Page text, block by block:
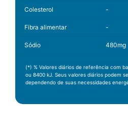
Colesterol -
Fibra alimentar -
Sódio 480mg
(*) % Valores diários de referência com
ou 8400 kJ. Seus valores diários podem
dependendo de suas necessidades